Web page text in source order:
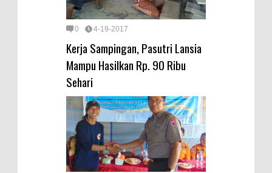
0 4-19-2017
Kerja Sampingan, Pasutri Lansia
Mampu Hasilkan Rp. 90 Ribu
Sehari